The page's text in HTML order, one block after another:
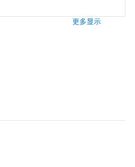
更多显示